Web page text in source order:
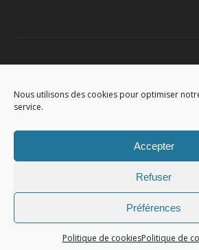
Nous utilisons des cookies pour optimiser
service.
Accepter
Refuser
Préférences
Politique de cookiesPolitique de
. All Rights Reserved.
que vous acceptezles
Politique de